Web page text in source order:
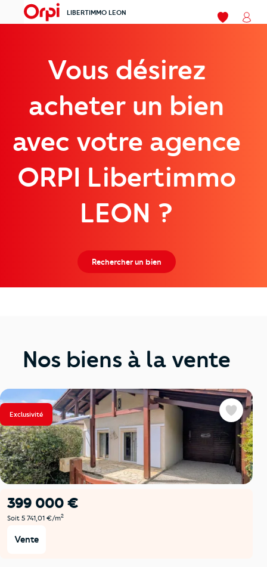
menu LIBERTIMMO LEON
Mes favoris
Vous désirez
acheter un bien
avec votre agence
ORPI Libertimmo
LEON ?
Rechercher un bien
Nos biens à la vente
Exclusivité
399 000 €
Soit 5 741,01 €/m2
Vente
Favoris